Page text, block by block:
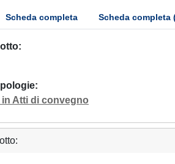
Scheda completa Scheda completa
Atti di convegno